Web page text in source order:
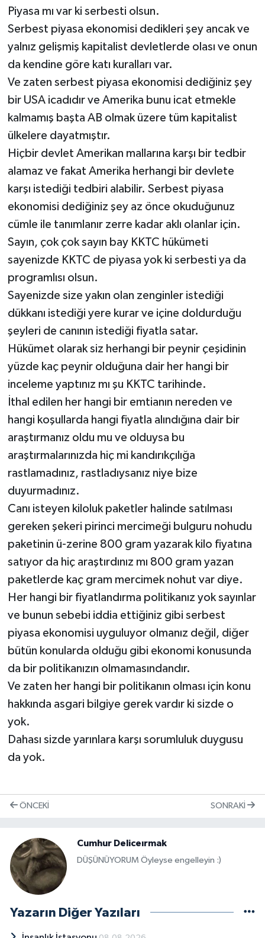
Piyasa mı var ki serbesti olsun.
Serbest piyasa ekonomisi dedikleri şey ancak ve
yalnız gelişmiş kapitalist devletlerde olası ve onun
da kendine göre katı kuralları var.
Ve zaten serbest piyasa ekonomisi dediğiniz şey
bir USA icadıdır ve Amerika bunu icat etmekle
kalmamış başta AB olmak üzere tüm kapitalist
ülkelere dayatmıştır.
Hiçbir devlet Amerikan mallarına karşı bir tedbir
alamaz ve fakat Amerika herhangi bir devlete
karşı istediği tedbiri alabilir. Serbest piyasa
ekonomisi dediğiniz şey az önce okuduğunuz
cümle ile tanımlanır zerre kadar aklı olanlar için.
Sayın, çok çok sayın bay KKTC hükümeti
sayenizde KKTC de piyasa yok ki serbesti ya da
programlısı olsun.
Sayenizde size yakın olan zenginler istediği
dükkanı istediği yere kurar ve içine doldurduğu
şeyleri de canının istediği fiyatla satar.
Hükümet olarak siz herhangi bir peynir çeşidinin
yüzde kaç peynir olduğuna dair her hangi bir
inceleme yaptınız mı şu KKTC tarihinde.
İthal edilen her hangi bir emtianın nereden ve
hangi koşullarda hangi fiyatla alındığına dair bir
araştırmanız oldu mu ve olduysa bu
araştırmalarınızda hiç mi kandırıkçılığa
rastlamadınız, rastladıysanız niye bize
duyurmadınız.
Canı isteyen kiloluk paketler halinde satılması
gereken şekeri pirinci mercimeği bulguru nohudu
paketinin ü-zerine 800 gram yazarak kilo fiyatına
satıyor da hiç araştırdınız mı 800 gram yazan
paketlerde kaç gram mercimek nohut var diye.
Her hangi bir fiyatlandırma politikanız yok sayınlar
ve bunun sebebi iddia ettiğiniz gibi serbest
piyasa ekonomisi uyguluyor olmanız değil, diğer
bütün konularda olduğu gibi ekonomi konusunda
da bir politikanızın olmamasındandır.
Ve zaten her hangi bir politikanın olması için konu
hakkında asgari bilgiye gerek vardır ki sizde o
yok.
Dahası sizde yarınlara karşı sorumluluk duygusu
da yok.
ÖNCEKI SONRAKI
Cumhur Deliceırmak
DÜŞÜNÜYORUM Öyleyse engelleyin :)
Yazarın Diğer Yazıları